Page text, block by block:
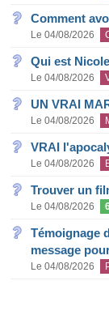
Comment
Le 04/08/2026
Qui est
Le 04/08/2026
UN VRAI
Le 04/08/2026
VRAI
Le 04/08/2026
Trouver un
Le 04/08/2026
Témoignage
message
Le 04/08/2026